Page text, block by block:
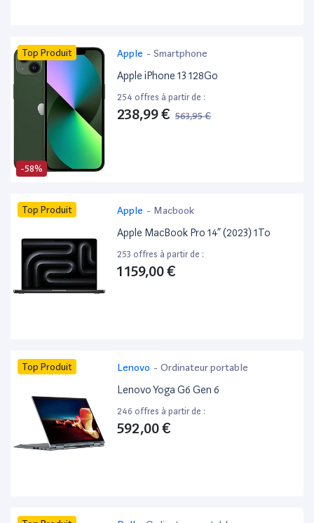
-58%
Top Produit Apple - Smartphone
Apple iPhone 13 128Go
254 offres à partir de :
238,99 € 563,95 €
Top Produit Apple - Macbook
Apple MacBook Pro 14” (2023) 1To
253 offres à partir de :
1 159,00 €
Top Produit Lenovo - Ordinateur portable
Lenovo Yoga G6 Gen 6
246 offres à partir de :
592,00 €